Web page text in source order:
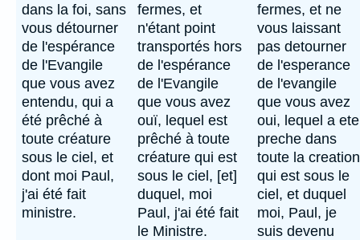
dans la foi, sans
vous détourner
de l'espérance
de l'Evangile
que vous avez
entendu, qui a
été prêché à
toute créature
sous le ciel, et
dont moi Paul,
j'ai été fait
ministre.
fermes, et
n'étant point
transportés hors
de l'espérance
de l'Evangile
que vous avez
ouï, lequel est
prêché à toute
créature qui est
sous le ciel, [et]
duquel, moi
Paul, j'ai été fait
le Ministre.
fermes, et ne
vous laissant
pas detourner
de l'esperance
de l'evangile
que vous avez
oui, lequel a ete
preche dans
toute la creation
qui est sous le
ciel, et duquel
moi, Paul, je
suis devenu